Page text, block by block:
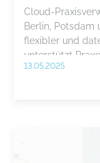
Cloud-
Berlin, Potsdam
flexibler und
unterstützt
Managed
13.05.2025